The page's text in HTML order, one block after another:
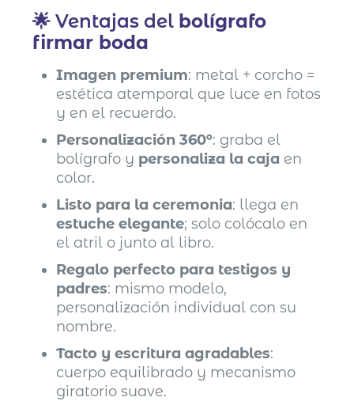
🌟 Ventajas del bolígrafo
firmar boda
Imagen premium: metal + corcho =
estética atemporal que luce en fotos
y en el recuerdo.
Personalización 360º: graba el
bolígrafo y personaliza la caja en
color.
Listo para la ceremonia: llega en
estuche elegante; solo colócalo en
el atril o junto al libro.
Regalo perfecto para testigos y
padres: mismo modelo,
personalización individual con su
nombre.
Tacto y escritura agradables:
cuerpo equilibrado y mecanismo
giratorio suave.